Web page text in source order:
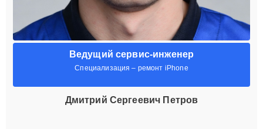
Ведущий сервис-инженер
Специализация – ремонт iPhone
Дмитрий Сергеевич Петров